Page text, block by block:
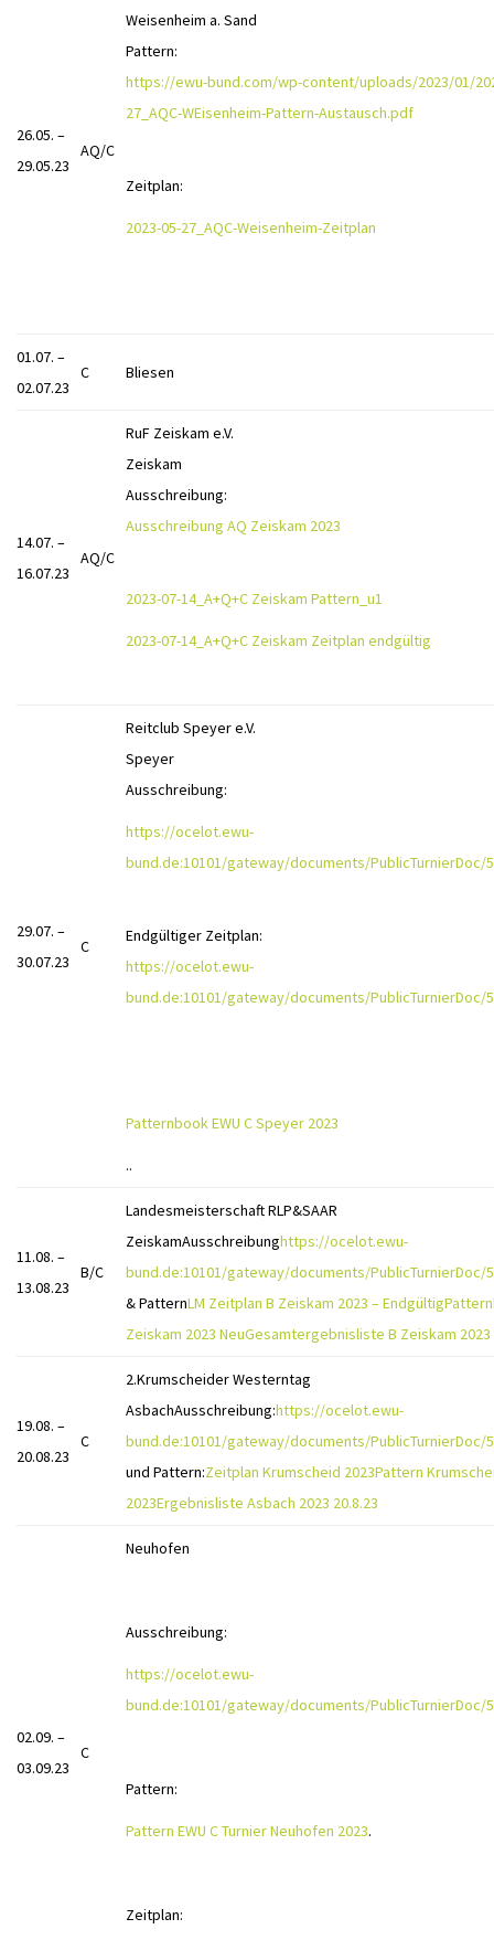
26.05. –
29.05.23
AQ/C
Weisenheim a. Sand
Pattern:
https://ewu-bund.com/wp-content/uploads/2023/01/
27_AQC-WEisenheim-Pattern-Austausch.pdf
Zeitplan:
2023-05-27_AQC-Weisenheim-Zeitplan
01.07. –
02.07.23
C Bliesen
14.07. –
16.07.23
AQ/C
RuF Zeiskam e.V.
Zeiskam
Ausschreibung:
Ausschreibung AQ Zeiskam 2023
2023-07-14_A+Q+C Zeiskam Pattern_u1
2023-07-14_A+Q+C Zeiskam Zeitplan endgültig
29.07. –
30.07.23
C
Reitclub Speyer e.V.
Speyer
Ausschreibung:
https://ocelot.ewu-
bund.de:10101/gateway/documents/PublicTurnierDoc/
Endgültiger Zeitplan:
https://ocelot.ewu-
bund.de:10101/gateway/documents/PublicTurnierDoc/
Patternbook EWU C Speyer 2023
..
11.08. –
13.08.23
B/C
Landesmeisterschaft RLP&SAAR
ZeiskamAusschreibunghttps://ocelot.ewu-
bund.de:10101/gateway/documents/PublicTurnierDoc/
& PatternLM Zeitplan B Zeiskam 2023 – Endgültig
Zeiskam 2023 NeuGesamtergebnisliste B Zeiskam 2023
19.08. –
20.08.23
C
2.Krumscheider Westerntag
AsbachAusschreibung:https://ocelot.ewu-
bund.de:10101/gateway/documents/PublicTurnierDoc/
und Pattern:Zeitplan Krumscheid 2023Pattern
2023Ergebnisliste Asbach 2023 20.8.23
02.09. –
03.09.23
C
Neuhofen
Ausschreibung:
https://ocelot.ewu-
bund.de:10101/gateway/documents/PublicTurnierDoc/
Pattern:
Pattern EWU C Turnier Neuhofen 2023.
Zeitplan: